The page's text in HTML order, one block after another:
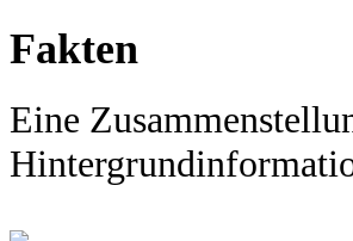
Fakten
Eine